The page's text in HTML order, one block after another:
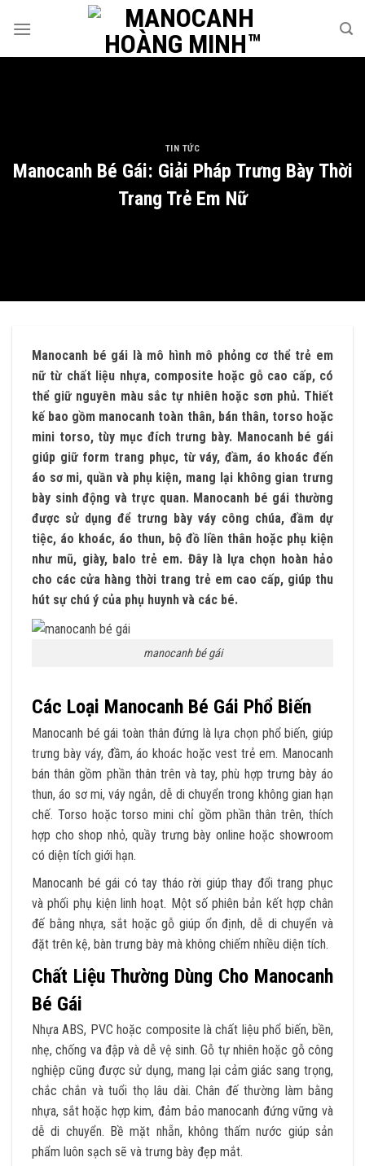
TIN TỨC
Manocanh Bé Gái: Giải Pháp Trưng Bày Thời
Trang Trẻ Em Nữ
Manocanh bé gái là mô hình mô phỏng cơ thể trẻ em
nữ từ chất liệu nhựa, composite hoặc gỗ cao cấp, có
thể giữ nguyên màu sắc tự nhiên hoặc sơn phủ. Thiết
kế bao gồm manocanh toàn thân, bán thân, torso hoặc
mini torso, tùy mục đích trưng bày. Manocanh bé gái
giúp giữ form trang phục, từ váy, đầm, áo khoác đến
áo sơ mi, quần và phụ kiện, mang lại không gian trưng
bày sinh động và trực quan. Manocanh bé gái thường
được sử dụng để trưng bày váy công chúa, đầm dự
tiệc, áo khoác, áo thun, bộ đồ liền thân hoặc phụ kiện
như mũ, giày, balo trẻ em. Đây là lựa chọn hoàn hảo
cho các cửa hàng thời trang trẻ em cao cấp, giúp thu
hút sự chú ý của phụ huynh và các bé.
manocanh bé gái
Các Loại Manocanh Bé Gái Phổ Biến
Manocanh bé gái toàn thân đứng là lựa chọn phổ biến, giúp
trưng bày váy, đầm, áo khoác hoặc vest trẻ em. Manocanh
bán thân gồm phần thân trên và tay, phù hợp trưng bày áo
thun, áo sơ mi, váy ngắn, dễ di chuyển trong không gian hạn
chế. Torso hoặc torso mini chỉ gồm phần thân trên, thích
hợp cho shop nhỏ, quầy trưng bày online hoặc showroom
có diện tích giới hạn.
Manocanh bé gái có tay tháo rời giúp thay đổi trang phục
và phối phụ kiện linh hoạt. Một số phiên bản kết hợp chân
đế bằng nhựa, sắt hoặc gỗ giúp ổn định, dễ di chuyển và
đặt trên kệ, bàn trưng bày mà không chiếm nhiều diện tích.
Chất Liệu Thường Dùng Cho Manocanh
Bé Gái
Nhựa ABS, PVC hoặc composite là chất liệu phổ biến, bền,
nhẹ, chống va đập và dễ vệ sinh. Gỗ tự nhiên hoặc gỗ công
nghiệp cũng được sử dụng, mang lại cảm giác sang trọng,
chắc chắn và tuổi thọ lâu dài. Chân đế thường làm bằng
nhựa, sắt hoặc hợp kim, đảm bảo manocanh đứng vững và
dễ di chuyển. Bề mặt nhẵn, không thấm nước giúp sản
phẩm luôn sạch sẽ và trưng bày đẹp mắt.